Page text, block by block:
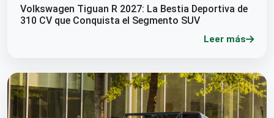
Volkswagen Tiguan R 2027: La Bestia Deportiva de
310 CV que Conquista el Segmento SUV
Leer más